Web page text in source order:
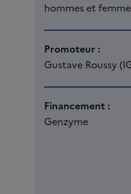
hommes et
Promoteur :
Gustave Roussy
Financement :
Genzyme